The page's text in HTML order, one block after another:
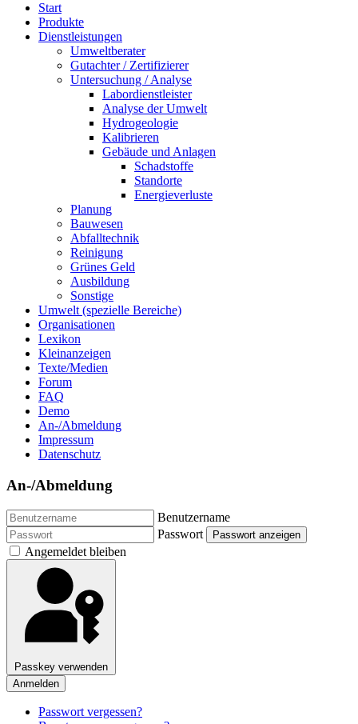
Start
Produkte
Dienstleistungen
Umweltberater
Gutachter / Zertifizierer
Untersuchung / Analyse
Labordienstleister
Analyse der Umwelt
Hydrogeologie
Kalibrieren
Gebäude und Anlagen
Schadstoffe
Standorte
Energieverluste
Planung
Bauwesen
Abfalltechnik
Reinigung
Grünes Geld
Ausbildung
Sonstige
Umwelt (spezielle Bereiche)
Organisationen
Lexikon
Kleinanzeigen
Texte/Medien
Forum
FAQ
Demo
An-/Abmeldung
Impressum
Datenschutz
An-/Abmeldung
Benutzername
Passwort
Passwort anzeigen
Angemeldet bleiben
Passkey verwenden
Anmelden
Passwort vergessen?